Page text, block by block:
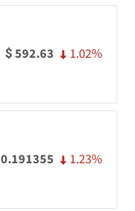
$592.63 1.02%
0.191355 1.23%